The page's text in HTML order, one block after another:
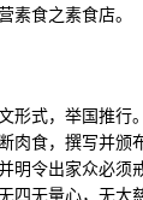
素食之素食店。
形式，举国推行
肉食，撰写并颁
明令出家众必须
四无量心，无大